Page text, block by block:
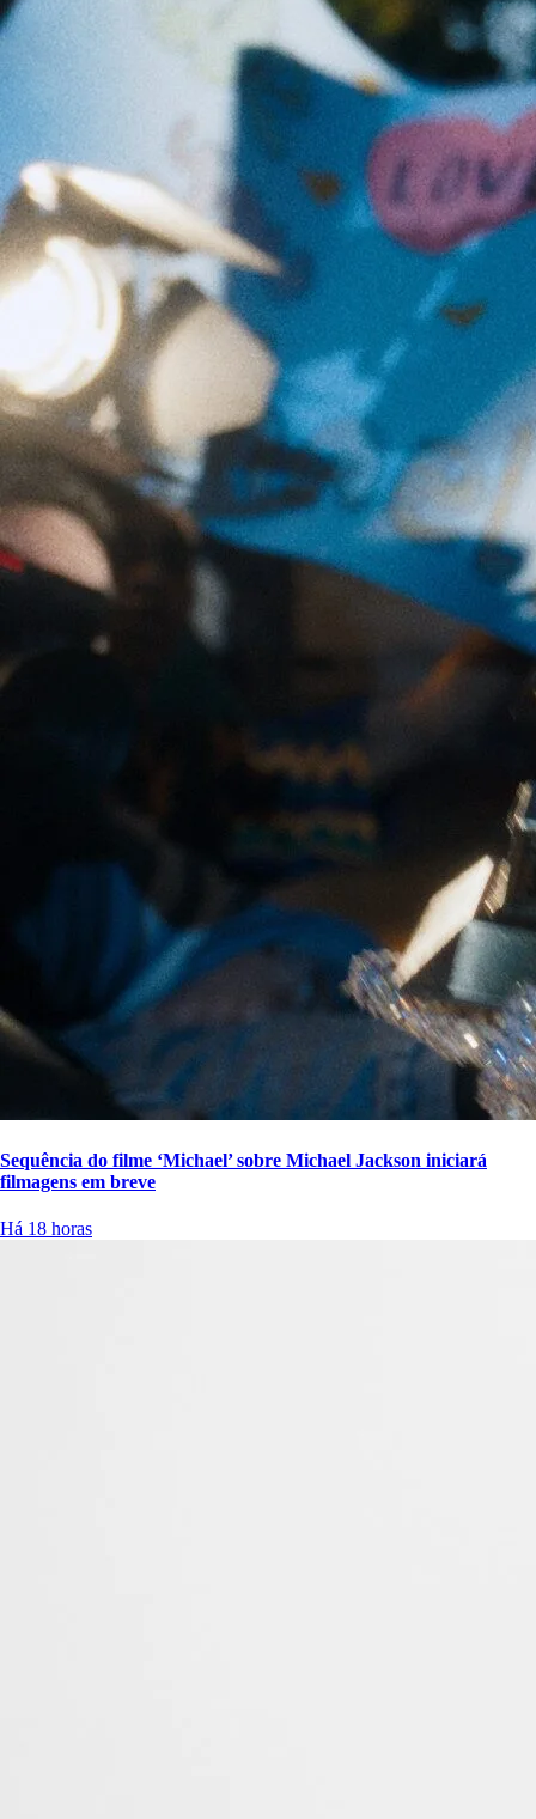
Sequência do filme ‘Michael’ sobre Michael Jackson iniciará
filmagens em breve
Há 18 horas